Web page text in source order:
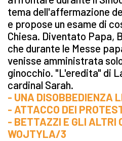
tema dell'affermazione
e propose un esame di
Chiesa. Diventato Papa,
che durante le Messe
venisse amministrata
ginocchio. "L'eredita" di
cardinal Sarah.
- UNA DISOBBEDIENZA
- ATTACCO DEI
- BETTAZZI E GLI ALTRI
WOJTYLA/3